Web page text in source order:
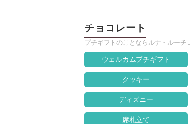
チョコレート
プチギフトのことならルナ・ルーチ
ウェルカムプチギフト
クッキー
ディズニー
席札立て